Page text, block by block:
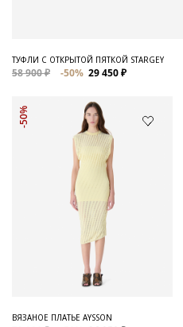
ТУФЛИ С ОТКРЫТОЙ ПЯТКОЙ STARGEY
58 900 ₽ -50% 29 450 ₽
-50%
ВЯЗАНОЕ ПЛАТЬЕ AYSSON